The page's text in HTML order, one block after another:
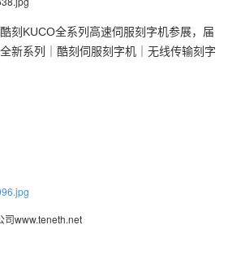
刻KUCO全系列高速伺服刻字机参展，届
新系列｜酷刻伺服刻字机｜无线传输刻字
司www.teneth.net